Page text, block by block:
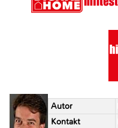
Autor
Kontakt